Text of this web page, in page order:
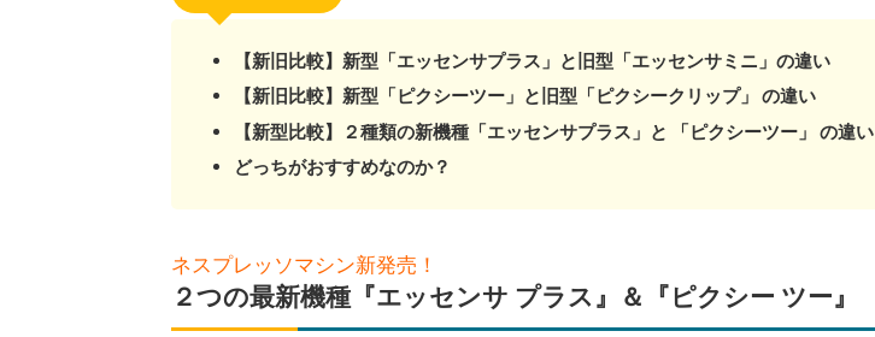
【新旧比較】新型「エッセンサプラス」と旧型「エッセンサミニ」の違い
【新旧比較】新型「ピクシーツー」と旧型「ピクシークリップ」 の違い
【新型比較】２種類の新機種「エッセンサプラス」と 「ピクシーツー」 の違い
どっちがおすすめなのか？
ネスプレッソマシン新発売！
２つの最新機種『エッセンサ プラス』＆『ピクシー ツー』